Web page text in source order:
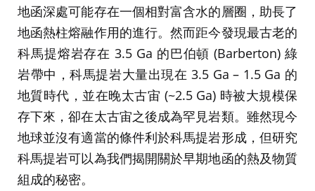
地函深處可能存在一個相對富含水的層圈，助長了
地函熱柱熔融作用的進行。然而距今發現最古老的
科馬提熔岩存在 3.5 Ga 的巴伯頓 (Barberton) 綠
岩帶中，科馬提岩大量出現在 3.5 Ga – 1.5 Ga 的
地質時代，並在晚太古宙 (~2.5 Ga) 時被大規模保
存下來，卻在太古宙之後成為罕見岩類。雖然現今
地球並沒有適當的條件利於科馬提岩形成，但研究
科馬提岩可以為我們揭開關於早期地函的熱及物質
組成的秘密。